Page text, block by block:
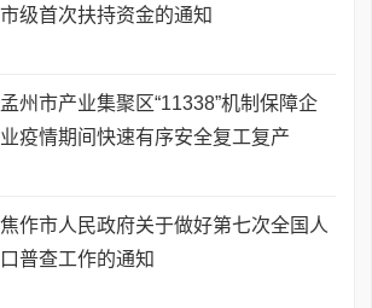
市级首次扶持资金的通知
孟州市产业集聚区“11338”机制保障企
业疫情期间快速有序安全复工复产
焦作市人民政府关于做好第七次全国人
口普查工作的通知